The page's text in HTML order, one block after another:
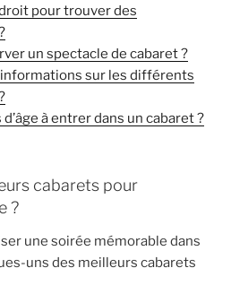
pour trouver des
un spectacle de cabaret ?
sur les différents
à entrer dans un cabaret ?
cabarets pour
?
une soirée mémorable dans
uns des meilleurs cabarets